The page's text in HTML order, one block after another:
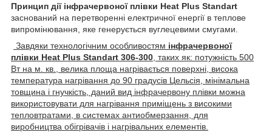
Принцип дії інфрачервоної плівки Heat Plus Standart
заснований на перетворенні електричної енергії в теплове
випромінювання, яке генерується вуглецевими смугами.
Завдяки технологічним особливостям інфрачервоної
плівки Heat Plus Standart 306-300 , таких як: потужність 500
Вт на м. кв., велика площа нагрівається поверхні, висока
температура нагрівання до 90 градусів Цельсія, мінімальна
товщина і гнучкість, даний вид інфрачервону плівки можна
використовувати для нагрівання приміщень з високими
тепловтратами, в системах антиобмерзання, для
виробництва обігрівачів і нагрівальних елементів.